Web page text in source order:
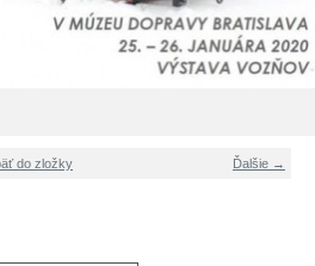
Ďalšie →
do zložky